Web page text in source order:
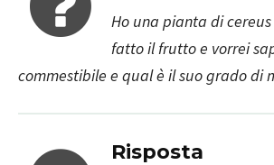
Ho una pianta di
fatto il frutto e vorrei
commestibile e qual è il suo grado di
Risposta